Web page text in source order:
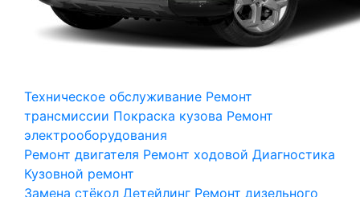
Техническое обслуживание Ремонт
трансмиссии Покраска кузова Ремонт
электрооборудования
Ремонт двигателя Ремонт ходовой Диагностика
Кузовной ремонт
Замена стёкол Детейлинг Ремонт дизельного